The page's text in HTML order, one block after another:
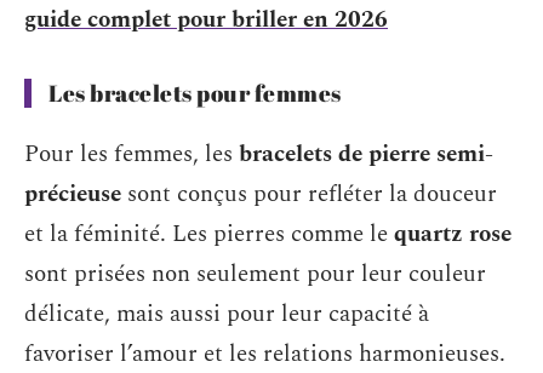
guide complet pour briller en 2026
Les bracelets pour femmes
Pour les femmes, les bracelets de pierre semi-
précieuse sont conçus pour refléter la douceur
et la féminité. Les pierres comme lequartz rose
sont prisées non seulement pour leur couleur
délicate, mais aussi pour leur capacité à
favoriser l’amour et les relations harmonieuses.